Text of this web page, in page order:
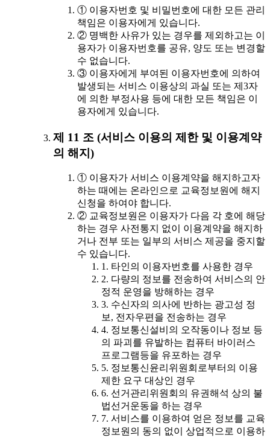
① 이용자번호 및 비밀번호에 대한 모든 관리
책임은 이용자에게 있습니다.
② 명백한 사유가 있는 경우를 제외하고는 이
용자가 이용자번호를 공유, 양도 또는 변경할
수 없습니다.
③ 이용자에게 부여된 이용자번호에 의하여
발생되는 서비스 이용상의 과실 또는 제3자
에 의한 부정사용 등에 대한 모든 책임은 이
용자에게 있습니다.
제 11 조 (서비스 이용의 제한 및 이용계약
의 해지)
① 이용자가 서비스 이용계약을 해지하고자
하는 때에는 온라인으로 교육정보원에 해지
신청을 하여야 합니다.
② 교육정보원은 이용자가 다음 각 호에 해당
하는 경우 사전통지 없이 이용계약을 해지하
거나 전부 또는 일부의 서비스 제공을 중지할
수 있습니다.
1. 타인의 이용자번호를 사용한 경우
2. 다량의 정보를 전송하여 서비스의 안
정적 운영을 방해하는 경우
3. 수신자의 의사에 반하는 광고성 정
보, 전자우편을 전송하는 경우
4. 정보통신설비의 오작동이나 정보 등
의 파괴를 유발하는 컴퓨터 바이러스
프로그램등을 유포하는 경우
5. 정보통신윤리위원회로부터의 이용
제한 요구 대상인 경우
6. 선거관리위원회의 유권해석 상의 불
법선거운동을 하는 경우
7. 서비스를 이용하여 얻은 정보를 교육
정보원의 동의 없이 상업적으로 이용하